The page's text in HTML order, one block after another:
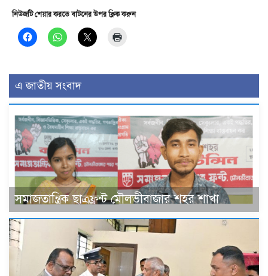
নিউজটি শেয়ার করতে বাটনের উপর ক্লিক করুন
এ জাতীয় সংবাদ
সমাজতান্ত্রিক ছাত্রফ্রন্ট মৌলভীবাজার শহর শাখা